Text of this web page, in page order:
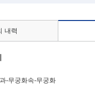
내력
-무궁화속-무궁화